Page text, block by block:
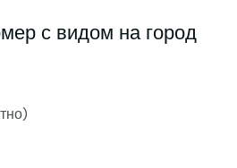
с видом на город